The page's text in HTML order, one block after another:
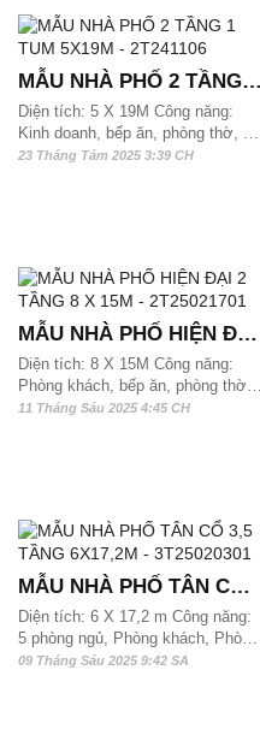
cùng chiêm ngưỡng
MẪU NHÀ PHỐ 2 TẦNG 1
TUM 5X19M - 2T241106
Diện tích: 5 X 19M Công năng:
Kinh doanh, bếp ăn, phòng thờ, 3
phòng ngủ và 3 wc. Mẫu nhà phố
23 Tháng Tám 2025 3:39 CH
MẪU NHÀ PHỐ HIỆN ĐẠI
2 TẦNG 8 X 15M -
2T25021701
Diện tích: 8 X 15M Công năng:
Phòng khách, bếp ăn, phòng thờ,
5 phòng ngủ, phòng làm việc, SHC
11 Tháng Sáu 2025 4:45 CH
MẪU NHÀ PHỐ TÂN CỔ
3,5 TẦNG 6X17,2M -
3T25020301
Diện tích: 6 X 17,2 m Công năng:
5 phòng ngủ, Phòng khách, Phòng
bếp ăn, phòng thờ và 5 wc, SHC,
09 Tháng Sáu 2025 9:42 SA